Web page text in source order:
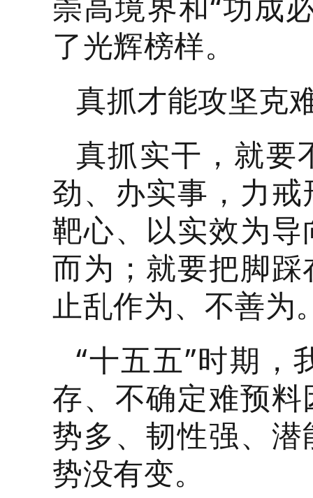
了光辉榜样。
真抓才能攻坚克
真抓实干，就要
劲、办实事，力
靶心、以实效为
而为；就要把脚
止乱作为、不善为
“十五五”时期，
存、不确定难预
势多、韧性强、
势没有变。